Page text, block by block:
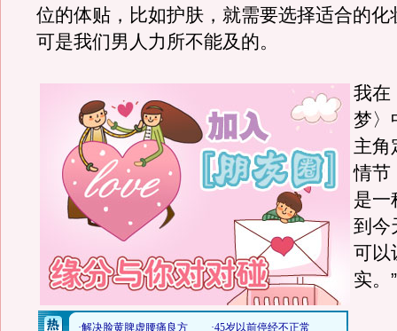
位的体贴，比如护肤，就需要选择适合的化
可是我们男人力所不能及的。
我在
梦〉
主角
情节
是一
到今
可以
实。”